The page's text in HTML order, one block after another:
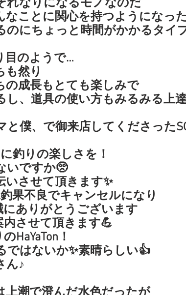
れなりになるモノなのだ
なことに関心を持つようになっ
のにちょっと時間がかかるタイ
目のようで…
も然り
の成長もとても楽しみで
し、道具の使い方もみるみる上
と僕、で御来店してくださった
釣りの楽しさを！
いですか🥺
いさせて頂きます✨
果不良でキャンセルになり
にありがとうございます
させて頂きます💪
HaYaTon！
ではないか✨素晴らしい👍
ん♪